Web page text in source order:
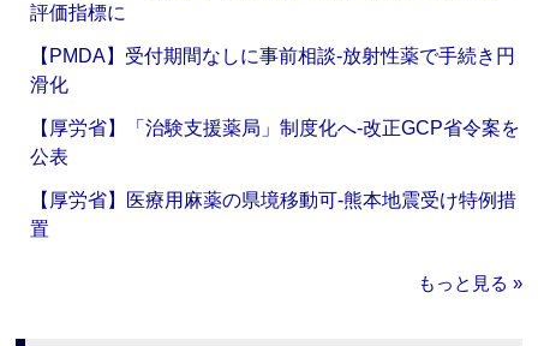
評価指標に
【PMDA】受付期間なしに事前相談‐放射性薬で手続き円
滑化
【厚労省】「治験支援薬局」制度化へ‐改正GCP省令案を
公表
【厚労省】医療用麻薬の県境移動可‐熊本地震受け特例措
置
もっと見る »